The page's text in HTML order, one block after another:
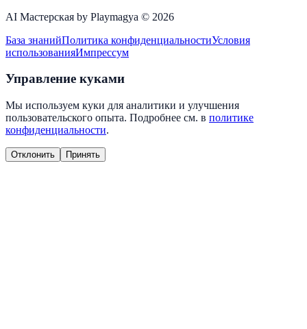
AI Мастерская by Playmagya © 2026
База знанийПолитика конфиденциальностиУсловия
использованияИмпрессум
Управление куками
Мы используем куки для аналитики и улучшения
пользовательского опыта. Подробнее см. в политике
конфиденциальности.
Отклонить Принять